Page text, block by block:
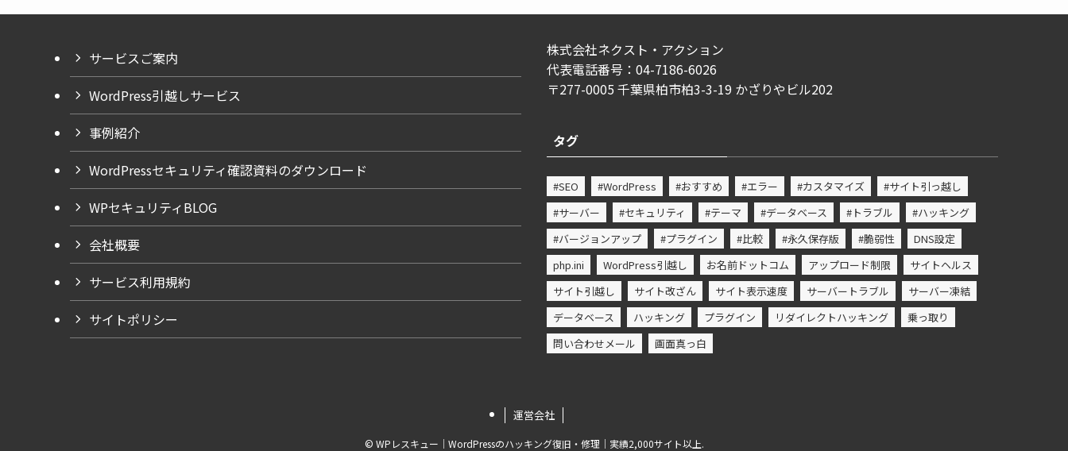
サービスご案内
WordPress引越しサービス
事例紹介
WordPressセキュリティ確認資料のダウンロード
WPセキュリティBLOG
会社概要
サービス利用規約
サイトポリシー
株式会社ネクスト・アクション
代表電話番号：04-7186-6026
〒277-0005 千葉県柏市柏3-3-19 かざりやビル202
タグ
#SEO #WordPress #おすすめ #エラー #カスタマイズ
#サイト引っ越し
#サーバー
#セキュリティ #テーマ #データベース #トラブル
#ハッキング
#バージョンアップ
#プラグイン #比較 #永久保存版 #脆弱性
DNS設定
php.ini
WordPress引越し お名前ドットコム アップロード制限
サイトヘルス
サイト引越し
サイト改ざん サイト表示速度 サーバートラブル
サーバー凍結
データベース
ハッキング プラグイン リダイレクトハッキング
乗っ取り
問い合わせメール
画面真っ白
運営会社
© WPレスキュー｜WordPressのハッキング復旧・修理｜実績2,000サイト以上.